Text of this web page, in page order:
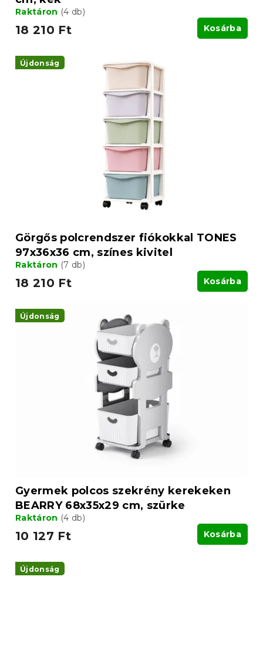
Raktáron (4 db)
18 210 Ft Kosárba
Újdonság
Görgős polcrendszer fiókokkal TONES
97x36x36 cm, színes kivitel
Raktáron (7 db)
18 210 Ft Kosárba
Újdonság
Gyermek polcos szekrény kerekeken
BEARRY 68x35x29 cm, szürke
Raktáron (4 db)
10 127 Ft Kosárba
Újdonság